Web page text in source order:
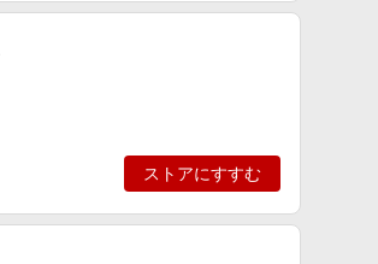
ストアにすすむ